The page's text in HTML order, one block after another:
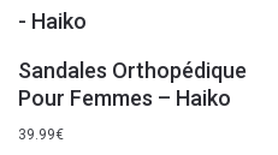
Sandales Orthopédique
Pour Femmes – Haiko
39.99€